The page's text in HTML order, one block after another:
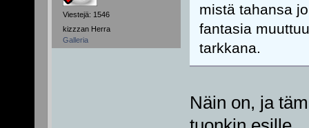
Viestejä: 1546
kizzzan Herra
Galleria
mistä tahansa
fantasia
tarkkana.
Näin on, ja